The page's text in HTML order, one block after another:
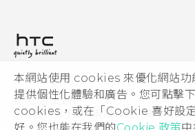
本網站使用 cookies 來優化網站功
提供個性化體驗和廣告。您可點擊
cookies，或在「Cookie 喜好設
HTC Sync Manager
投資人
隱私權政策
產品安全性
© 2011-2026 HTC Corporation
HTC 法律文件
宏達國際電子股份有限公司 | 統一編號